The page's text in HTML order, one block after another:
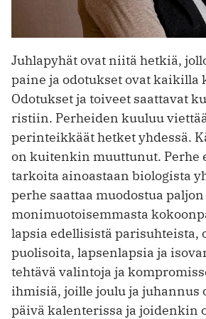
Juhlapyhät ovat niitä hetkiä,
paine ja odotukset ovat kaikilla
Odotukset ja toiveet saattavat
ristiin. Perheiden kuuluu
perinteikkäät hetket yhdessä.
on kuitenkin muuttunut. Perhe
tarkoita ainoastaan biologista
perhe saattaa muodostua paljon
monimuotoisemmasta
lapsia edellisistä parisuhteista,
puolisoita, lapsenlapsia ja
tehtävä valintoja ja
ihmisiä, joille joulu ja juhannus
päivä kalenterissa ja joidenkin